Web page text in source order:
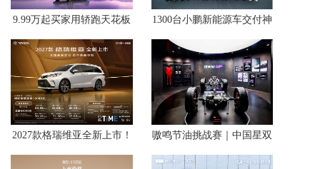
9.99万起买家用轿跑天花板
中国一汽悦意08西北区上市
1300台小鹏新能源车交付神
州租车，智能出行体验驶入
暑期自驾场景
2027款格瑞维亚全新上市！
23.68万解锁百万级移动座
嗷鸣节油挑战赛｜中国星双
旗舰抄底开抢